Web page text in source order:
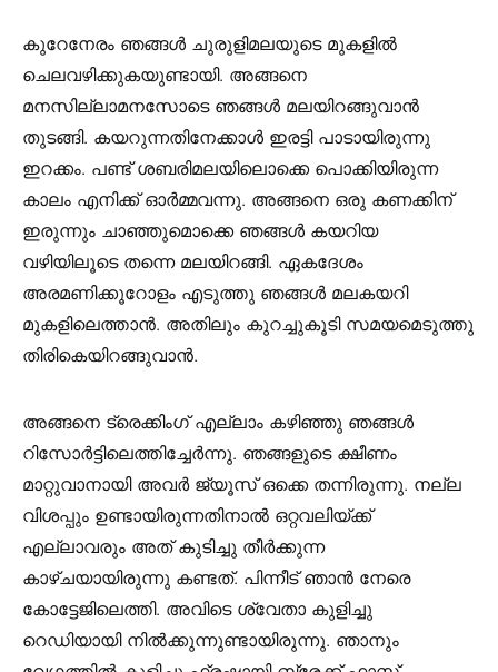
കുറേനേരം ഞങ്ങൾ ചുരുളിമലയുടെ മുകളിൽ
ചെലവഴിക്കുകയുണ്ടായി. അങ്ങനെ
മനസില്ലാമനസോടെ ഞങ്ങൾ മലയിറങ്ങുവാൻ
തുടങ്ങി. കയറുന്നതിനേക്കാൾ ഇരട്ടി പാടായിരുന്നു
ഇറക്കം. പണ്ട് ശബരിമലയിലൊക്കെ പൊക്കിയിരുന്ന
കാലം എനിക്ക് ഓർമ്മവന്നു. അങ്ങനെ ഒരു കണക്കിന്
ഇരുന്നും ചാഞ്ഞുമൊക്കെ ഞങ്ങൾ കയറിയ
വഴിയിലൂടെ തന്നെ മലയിറങ്ങി. ഏകദേശം
അരമണിക്കൂറോളം എടുത്തു ഞങ്ങൾ മലകയറി
മുകളിലെത്താൻ. അതിലും കുറച്ചുകൂടി സമയമെടുത്തു
തിരികെയിറങ്ങുവാൻ.
അങ്ങനെ ട്രെക്കിംഗ് എല്ലാം കഴിഞ്ഞു ഞങ്ങൾ
റിസോർട്ടിലെത്തിച്ചേർന്നു. ഞങ്ങളുടെ ക്ഷീണം
മാറ്റുവാനായി അവർ ജ്യൂസ് ഒക്കെ തന്നിരുന്നു. നല്ല
വിശപ്പും ഉണ്ടായിരുന്നതിനാൽ ഒറ്റവലിയ്ക്ക്
എല്ലാവരും അത് കുടിച്ചു തീർക്കുന്ന
കാഴ്ചയായിരുന്നു കണ്ടത്. പിന്നീട് ഞാൻ നേരെ
കോട്ടേജിലെത്തി. അവിടെ ശ്വേതാ കുളിച്ചു
റെഡിയായി നിൽക്കുന്നുണ്ടായിരുന്നു. ഞാനും